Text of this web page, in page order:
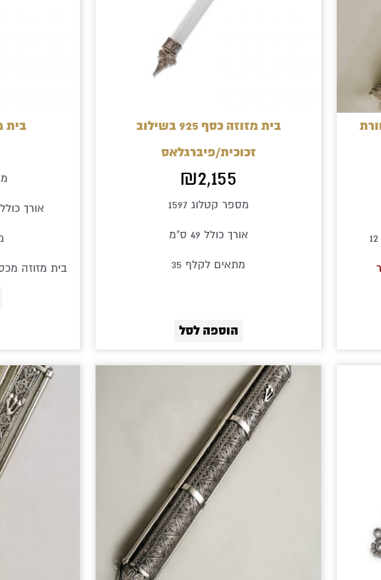
בית מזוזה כסף 925 בשילוב
זכוכית/פיברגלאס
₪2,155
מספר קטלוג 1597
אורך כולל 49 ס"מ
מתאים לקלף 35
הוספה לסל
בית
אורך כולל: 22 ס"מ | רוחב
בית מזוזה